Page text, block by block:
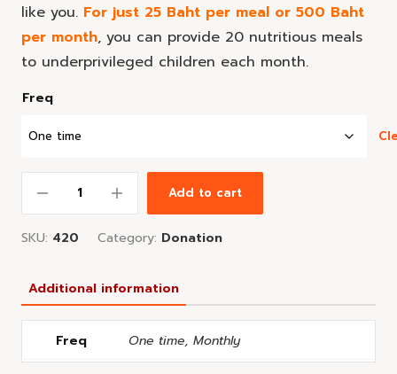
like you. For just 25 Baht per meal or 500 Baht
per month, you can provide 20 nutritious meals
to underprivileged children each month.
Freq
Add to cart
SKU: 420 Category: Donation
Additional information
Freq One time, Monthly